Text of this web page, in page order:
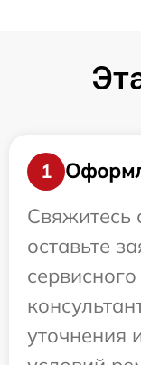
1
Свяжитесь
оставьте
уточнения